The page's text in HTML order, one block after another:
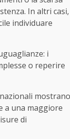
In altri casi,
individuare
i
o reperire
mostrano
a una maggiore
di